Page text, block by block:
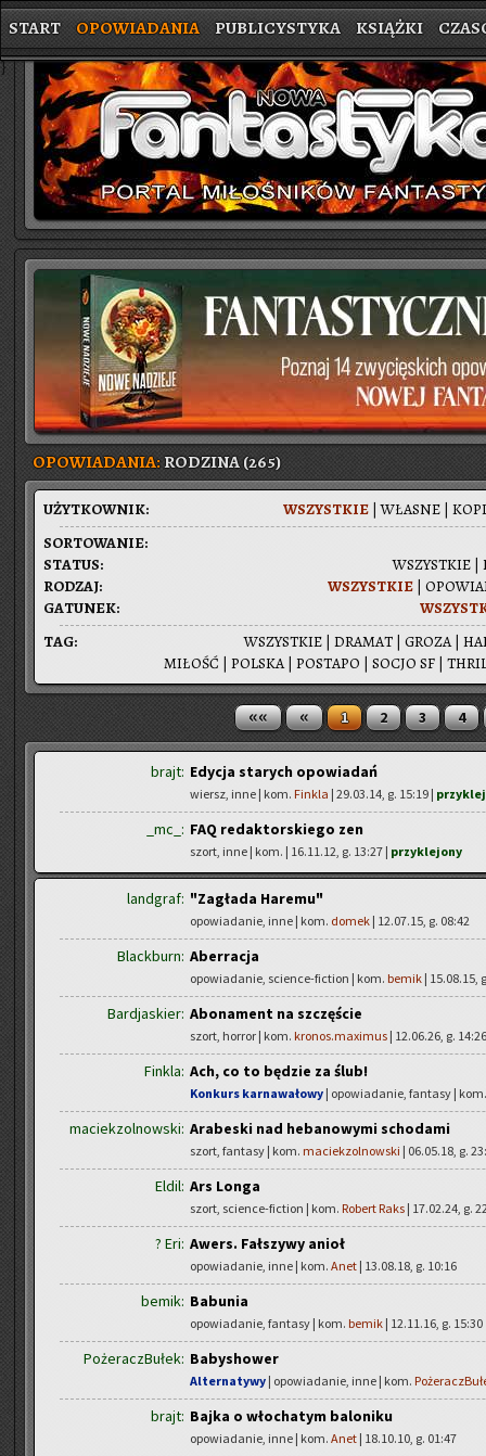
START OPOWIADANIA PUBLICYSTYKA KSIĄŻKI
}
OPOWIADANIA:RODZINA (265)
WSZYST­KIE |WŁA­SNE |
UŻYT­KOW­NIK:
WSZYST­KIE |
WSZYST­KIE |
SOR­TO­WA­NIE:
STA­TUS:
RO­DZAJ:
GA­TU­NEK:
WSZYST­KIE | DRA­MAT | GROZA|
MI­ŁOŚĆ | POL­SKA| PO­STA­PO | SOCJO SF |
TAG:
«« « 1 2 3 4
brajt: Edycja starych opowiadań
wiersz, inne | kom. Finkla | 29.03.14, g. 15:19 |
_mc_: FAQ redaktorskiego zen
szort, inne | kom. | 16.11.12, g. 13:27 | przyklejony
landgraf: "Zagłada Haremu"
opowiadanie, inne | kom. domek | 12.07.15, g. 08:42
Blackburn: Aberracja
opowiadanie, science-fiction | kom. bemik | 15.08.15,
Bardjaskier: Abonament na szczęście
szort, horror | kom. kronos.maximus | 12.06.26, g. 14:26
Finkla: Ach, co to będzie za ślub!
Konkurs karnawałowy | opowiadanie, fantasy |
maciekzolnowski: Arabeski nad hebanowymi schodami
szort, fantasy | kom. maciekzolnowski | 06.05.18, g.
Eldil: Ars Longa
szort, science-fiction | kom. Robert Raks | 17.02.24, g.
? Eri: Awers. Fałszywy anioł
opowiadanie, inne | kom. Anet | 13.08.18, g. 10:16
bemik: Babunia
opowiadanie, fantasy | kom. bemik | 12.11.16, g. 15:30
PożeraczBułek: Babyshower
Alternatywy | opowiadanie, inne | kom.
brajt: Bajka o włochatym baloniku
opowiadanie, inne | kom. Anet | 18.10.10, g. 01:47